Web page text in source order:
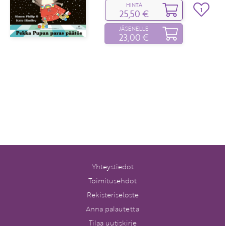
HINTA
25,50 €
JÄSENELLE
23,00 €
1
Yhteystiedot
Toimitusehdot
Rekisteriseloste
Anna palautetta
Tilaa uutiskirje